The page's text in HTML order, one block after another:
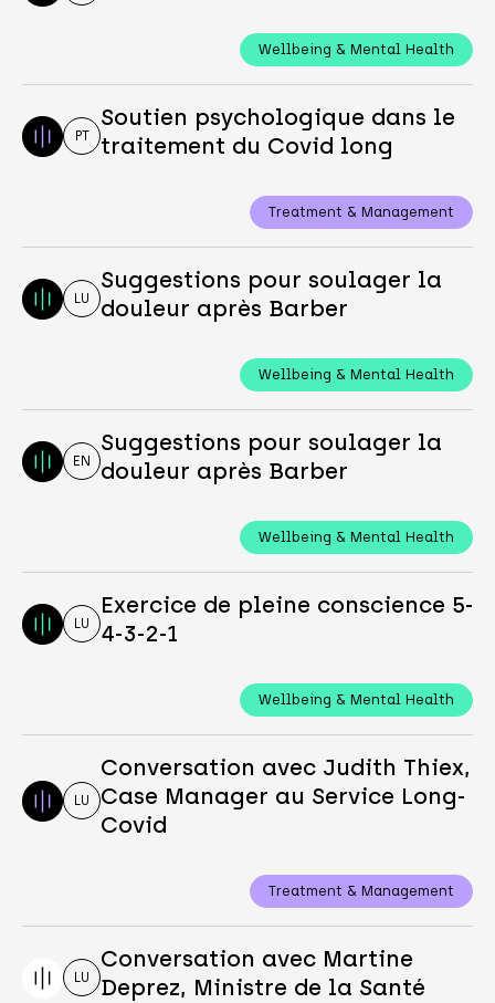
Wellbeing & Mental Health
PT
Soutien psychologique dans le
traitement du Covid long
Treatment & Management
LU
Suggestions pour soulager la
douleur après Barber
Wellbeing & Mental Health
EN
Suggestions pour soulager la
douleur après Barber
Wellbeing & Mental Health
LU
Exercice de pleine conscience 5-
4-3-2-1
Wellbeing & Mental Health
LU
Conversation avec Judith Thiex,
Case Manager au Service Long-
Covid
Treatment & Management
LU
Conversation avec Martine
Deprez, Ministre de la Santé